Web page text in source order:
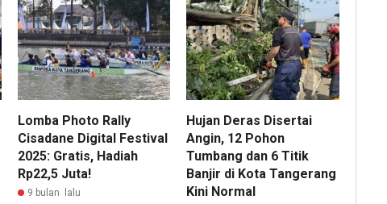
Lomba Photo Rally
Cisadane Digital Festival
2025: Gratis, Hadiah
Rp22,5 Juta!
9 bulan lalu
Hujan Deras Disertai
Angin, 12 Pohon
Tumbang dan 6 Titik
Banjir di Kota Tangerang
Kini Normal